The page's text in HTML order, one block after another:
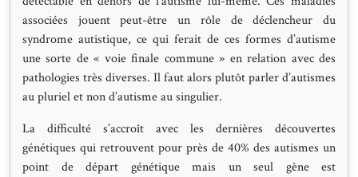
associées jouent peut-être un rôle de déclencheur du
syndrome autistique, ce qui ferait de ces formes d’autisme
une sorte de « voie finale commune » en relation avec des
pathologies très diverses. Il faut alors plutôt parler d’autismes
au pluriel et non d’autisme au singulier.
La difficulté s’accroît avec les dernières découvertes
génétiques qui retrouvent pour près de 40% des autismes un
point de départ génétique mais un seul gène est